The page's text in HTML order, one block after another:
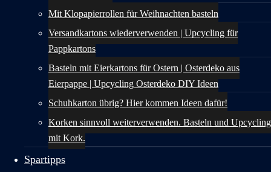
Mit Klopapierrollen für Weihnachten basteln
Versandkartons wiederverwenden | Upcycling für
Pappkartons
Basteln mit Eierkartons für Ostern | Osterdeko aus
Eierpappe | Upcycling Osterdeko DIY Ideen
Schuhkarton übrig? Hier kommen Ideen dafür!
Korken sinnvoll weiterverwenden. Basteln und Upcycling
mit Kork.
Spartipps